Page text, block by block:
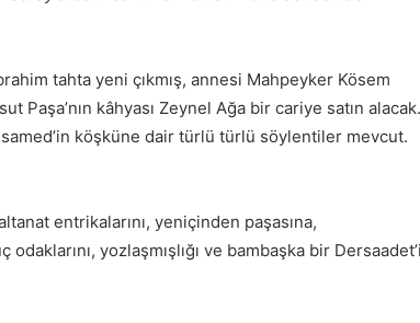
tahta yeni çıkmış, annesi Mahpeyker Kösem
Paşa’nın kâhyası Zeynel Ağa bir cariye satın alacak.
köşküne dair türlü türlü söylentiler mevcut.
entrikalarını, yeniçinden paşasına,
yozlaşmışlığı ve bambaşka bir Dersaadet’i